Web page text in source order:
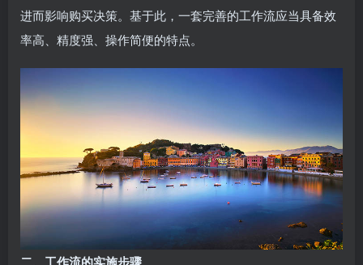
进而影响购买决策。基于此，一套完善的工作流应当具备效
率高、精度强、操作简便的特点。